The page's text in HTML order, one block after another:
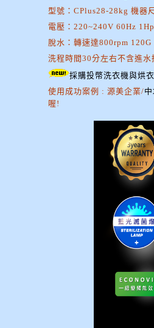
型號：CPlus28-28kg 機器
電壓：220~240V 60Hz 1Hp
脫水：轉速達800rpm 120G
洗程時間30分左右不含進水
採購投幣洗衣機與烘
使用成功案例 : 源美企業/
喔!